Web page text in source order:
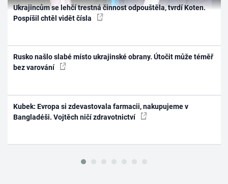
Ukrajincům se lehčí trestná činnost odpouštěla, tvrdí Koten.
Pospíšil chtěl vidět čísla
Rusko našlo slabé místo ukrajinské obrany. Útočit může téměř
bez varování
Kubek: Evropa si zdevastovala farmacii, nakupujeme v
Bangladéši. Vojtěch ničí zdravotnictví